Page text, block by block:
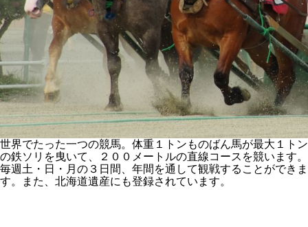
世界でたった一つの競馬。体重１トンものばん馬が最大１トン
の鉄ソリを曳いて、２００メートルの直線コースを競います。
毎週土・日・月の３日間、年間を通して観戦することができま
す。また、北海道遺産にも登録されています。